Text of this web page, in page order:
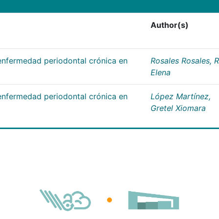
Author(s)
periodontal crónica en
Rosales Rosales,
Elena
periodontal crónica en
López Martínez,
Gretel Xiomara